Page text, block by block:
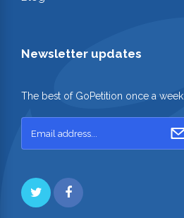
Newsletter updates
The best of GoPetition once a week